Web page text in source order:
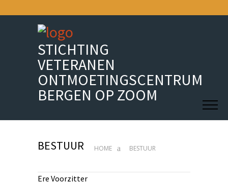
STICHTING
VETERANEN
ONTMOETINGSCENTRUM
BERGEN OP ZOOM
BESTUUR HOME BESTUUR
Ere Voorzitter